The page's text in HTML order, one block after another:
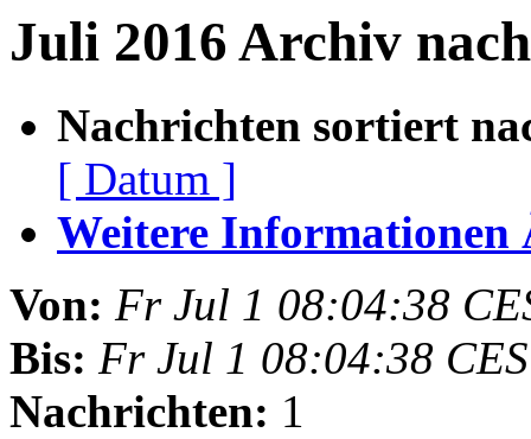
Juli 2016 Archiv
Nachrichten sortiert
[ Datum ]
Weitere Informationen
Von: Fr Jul 1 08:04:38
Bis: Fr Jul 1 08:04:38
Nachrichten: 1